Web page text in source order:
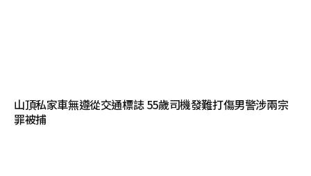
山頂私家車無遵從交通標誌 55歲司機發難打傷男警涉兩宗
罪被捕